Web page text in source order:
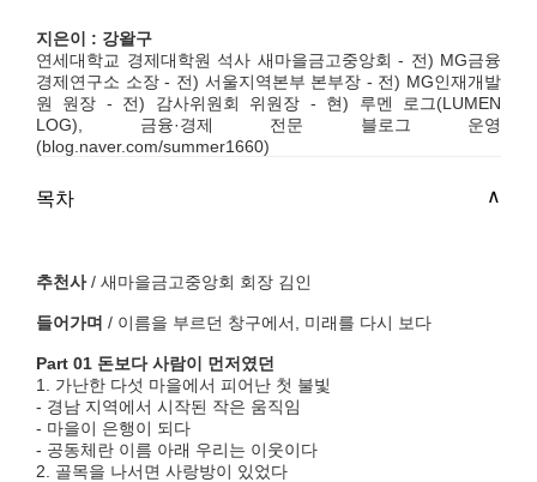
지은이 : 강왈구
연세대학교 경제대학원 석사 새마을금고중앙회 - 전) MG금융
경제연구소 소장 - 전) 서울지역본부 본부장 - 전) MG인재개발
원 원장 - 전) 감사위원회 위원장 - 현) 루멘 로그(LUMEN
LOG), 금융·경제 전문 블로그 운영
(blog.naver.com/summer1660)
목차
추천사/ 새마을금고중앙회 회장 김인
들어가며 / 이름을 부르던 창구에서, 미래를 다시 보다
Part 01 돈보다 사람이 먼저였던
1. 가난한 다섯 마을에서 피어난 첫 불빛
- 경남 지역에서 시작된 작은 움직임
- 마을이 은행이 되다
- 공동체란 이름 아래 우리는 이웃이다
2. 골목을 나서면 사랑방이 있었다